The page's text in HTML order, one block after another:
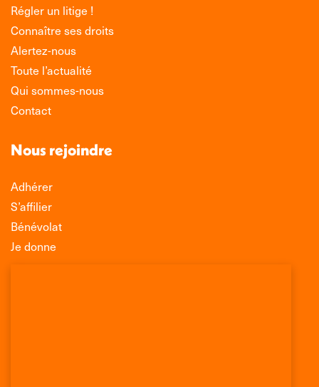
Régler un litige !
Connaître ses droits
Alertez-nous
Toute l’actualité
Qui sommes-nous
Contact
Nous rejoindre
Adhérer
S’affilier
Bénévolat
Je donne